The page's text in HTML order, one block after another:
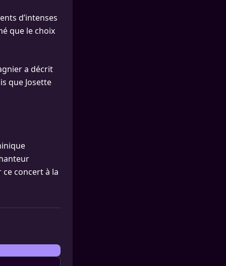
d’intenses
que le choix
a décrit
que Josette
concert à la